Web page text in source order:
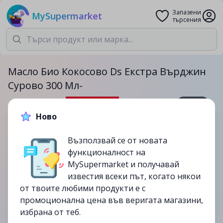
MySupermarket
Запазени
търсения
Масло Био Кокосово Ds Екстра Върджин
Сурово 300 Мл-
6.99лв.9.99лв.
-30%
изтекла
Ново
Възползвай се от новата
функционалност на
MySupermarket и получавай
известия всеки път, когато някои
от твоите любими продукти е с
промоционална цена във веригата магазини,
избрана от теб.